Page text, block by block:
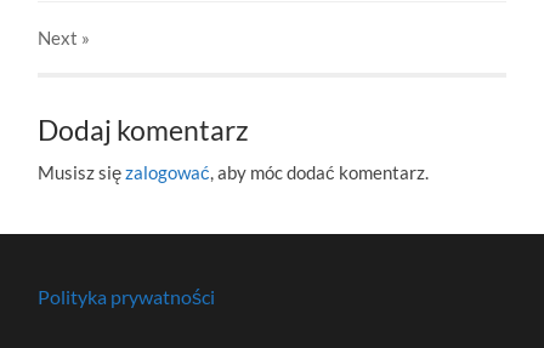
Next »
Dodaj komentarz
Musisz sięzalogować , aby móc dodać komentarz.
Polityka prywatności